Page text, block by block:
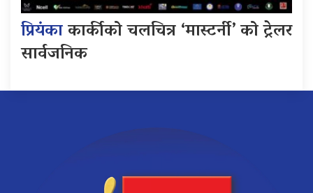
प्रियंकाकार्कीको चलचित्र ‘मास्टर्नी’ को ट्रेलर
सार्वजनिक